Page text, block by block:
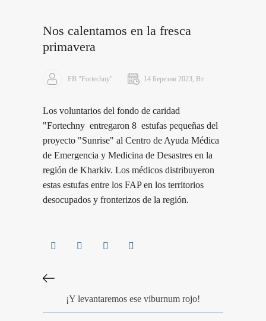
Nos calentamos en la fresca
primavera
FB "Fortechny" 14 Березня 2023, Вт
Los voluntarios del fondo de caridad
"Fortechny entregaron 8 estufas pequeñas del
proyecto "Sunrise" al Centro de Ayuda Médica
de Emergencia y Medicina de Desastres en la
región de Kharkiv. Los médicos distribuyeron
estas estufas entre los FAP en los territorios
desocupados y fronterizos de la región.
¡Y levantaremos ese viburnum rojo!